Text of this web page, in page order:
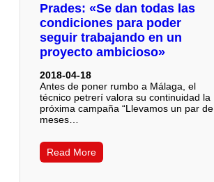
Prades: «Se dan todas las
condiciones para poder
seguir trabajando en un
proyecto ambicioso»
2018-04-18
Antes de poner rumbo a Málaga, el
técnico petrerí valora su continuidad la
próxima campaña “Llevamos un par de
meses…
Read More